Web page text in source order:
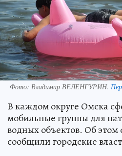
Фото: Владимир ВЕЛЕНГУРИН.
В каждом округе Омска
мобильные группы для
водных объектов. Об этом
сообщили городские